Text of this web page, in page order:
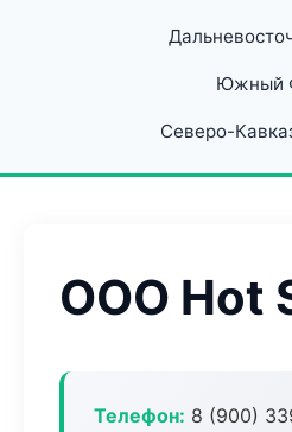
Южный
Северо-
ООО Hot
Телефон: 8 (900)